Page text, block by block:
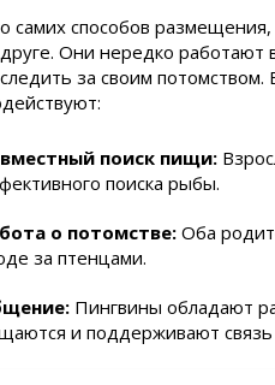
самих способов размещения,
Они нередко работают
за своим потомством.
поиск пищи:
поиска рыбы.
о потомстве: Оба
за птенцами.
Пингвины обладают
и поддерживают связь